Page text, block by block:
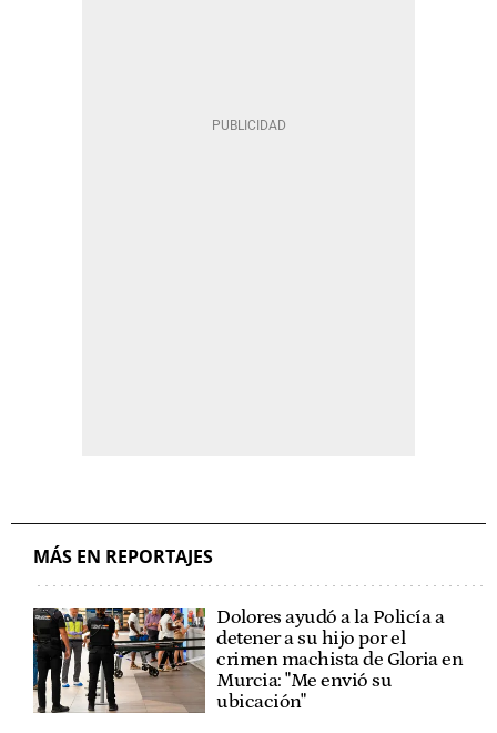
MÁS EN REPORTAJES
Dolores ayudó a la Policía a
detener a su hijo por el
crimen machista de Gloria en
Murcia: "Me envió su
ubicación"